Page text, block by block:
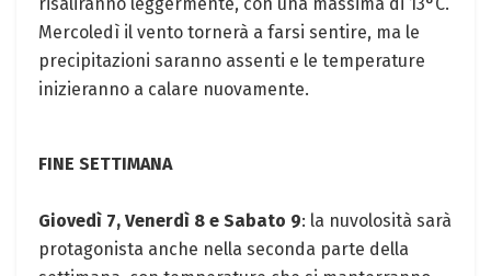
Mercoledì il vento tornerà a farsi sentire, ma le
precipitazioni saranno assenti e le temperature
inizieranno a calare nuovamente.
FINE SETTIMANA
Giovedì 7, Venerdì 8 e Sabato 9: la nuvolosità sarà
protagonista anche nella seconda parte della